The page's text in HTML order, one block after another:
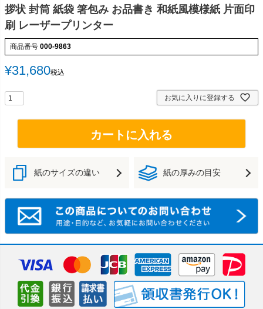
拶状 封筒 紙袋 箸包み お品書き 和紙風模様紙 片面印
刷 レーザープリンター
商品番号 000-9863
¥31,680税込
お気に入りに登録する
カートに入れる
紙のサイズの違い 紙の厚みの目安